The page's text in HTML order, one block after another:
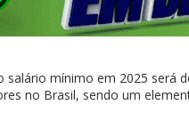
mínimo em 2025 será
no Brasil, sendo um